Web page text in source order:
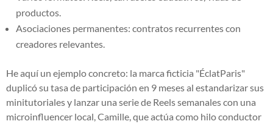
productos.
Asociaciones permanentes: contratos recurrentes con
creadores relevantes.
He aquí un ejemplo concreto: la marca ficticia "ÉclatParis"
duplicó su tasa de participación en 9 meses al estandarizar sus
minitutoriales y lanzar una serie de Reels semanales con una
microinfluencer local, Camille, que actúa como hilo conductor